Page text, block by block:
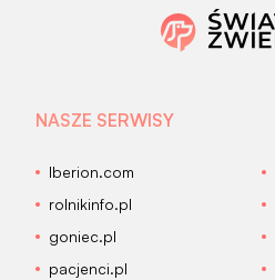
NASZE SERWISY
Iberion.com
rolnikinfo.pl
goniec.pl
pacjenci.pl